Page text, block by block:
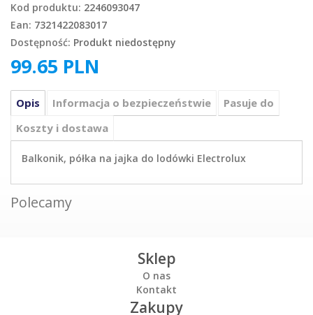
Kod produktu: 2246093047
Ean: 7321422083017
Dostępność: Produkt niedostępny
99.65 PLN
Opis Informacja o bezpieczeństwie
Pasuje do
Koszty i dostawa
Balkonik, półka na jajka do lodówki Electrolux
Polecamy
Sklep
O nas
Kontakt
Zakupy